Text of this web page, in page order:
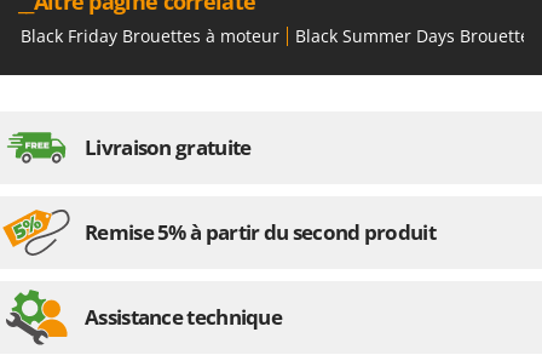
Black Friday Brouettes à moteur Black Summer Days
Livraison gratuite
Remise 5% à partir du second produit
Assistance technique